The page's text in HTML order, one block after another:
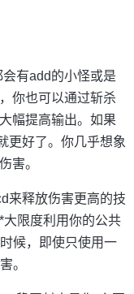
有add的小怪或是
你也可以通过斩杀
幅提高输出。如果
更好了。你几乎想象
害。
来释放伤害更高的技
限度利用你的公共
候，即使只使用一
。